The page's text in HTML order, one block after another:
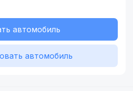
автомобиль
автомобиль